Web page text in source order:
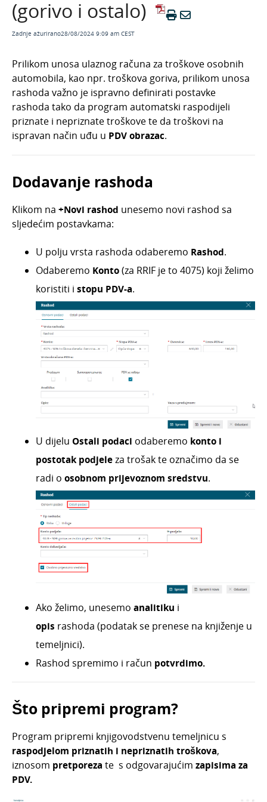
Ulazni račun za troškove osobnih automobila
(gorivo i ostalo)
Ulazni račun - troškovi reprezentacije
Ulazni konačni račun s uključenim predujmom
Storno ulaznog računa
Nabava osobnih automobila
Nabava osobnog automobila iz EU koja se
obračunava kao plaća u naravi
Ulazni račun od špeditera
Ulazni račun za uvoz dugotrajne materijalne
imovine
Ulazni račun za kamate leasinga
Ulazni račun od obveznika po plaćenoj
realizaciji (R2)
Ulazni račun plaćen karticom
Ulazni račun plaćen karticom - skupni račun
banke
Ulazni račun plaćen karticom - skupni račun
banke - plaćeno na rate
Ulazni račun plaćen karticom - PDV po
naplaćenim naknadama
Ulazni račun plaćen karticom na rate - PDV po
naplaćenoj naknadi
Ulazni računi od student servisa
Unos ulaznog računa za rate operativnog
leasinga
Mogu li ispraviti automatski pripremljenu
temeljnicu ili platni nalog?
Izravni prijenos (elektronska razmjena) računa
unutar Minimaxa
Iskazivanje prolazne stavke na ulaznom računu
Ulazni računi i zalihe
Ulazni računi i osnovna sredstva
Pregledi i zbrojevi
Česta pitanja
Službena putovanja
Obračun kamata
Dnevni utržak
Blagajna
(gorivo i ostalo)
Zadnje ažurirano28/08/2024 9:09 am CEST
Prilikom unosa ulaznog računa za troškove osobnih
automobila, kao npr. troškova goriva, prilikom unosa
rashoda važno je ispravno definirati postavke
rashoda tako da program automatski raspodijeli
priznate i nepriznate troškove te da troškovi na
ispravan način uđu u PDV obrazac.
Dodavanje rashoda
Klikom na +Novi rashod unesemo novi rashod sa
sljedećim postavkama:
U polju vrsta rashoda odaberemo Rashod.
Odaberemo Konto(za RRIF je to 4075) koji želimo
koristiti i stopu PDV-a.
U dijelu Ostali podaci odaberemo konto i
postotak podjeleza trošak te označimo da se
radi o osobnom prijevoznom sredstvu.
Ako želimo, unesemo analitiku i
opis rashoda (podatak se prenese na knjiženje u
temeljnici).
Rashod spremimo i račun potvrdimo.
Što pripremi program?
Program pripremi knjigovodstvenu temeljnicu s
raspodjelom priznatih i nepriznatih troškova,
iznosom pretporeza te s odgovarajućim zapisima za
PDV.